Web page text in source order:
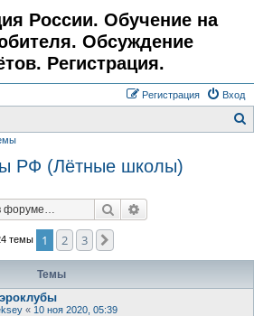
России. Обучение на
Обсуждение
Регистрация.
Вход
Регистрация
РФ (Лётные школы)
Поиск
темы 1 2 3
Темы
« 10 ноя 2020, 05:39